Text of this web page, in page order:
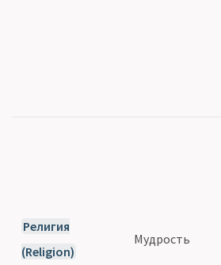
Религия
(Religion)
Мудрость